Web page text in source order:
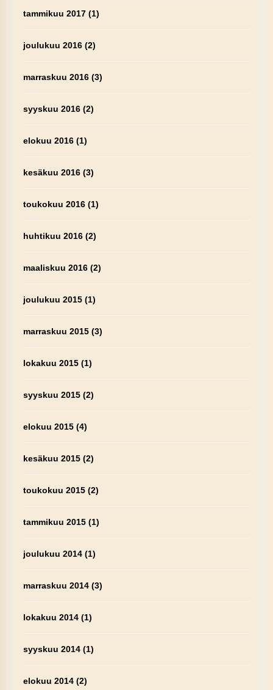
tammikuu 2017(1)
joulukuu 2016(2)
marraskuu 2016(3)
syyskuu 2016(2)
elokuu 2016(1)
kesäkuu 2016(3)
toukokuu 2016(1)
huhtikuu 2016(2)
maaliskuu 2016(2)
joulukuu 2015(1)
marraskuu 2015(3)
lokakuu 2015(1)
syyskuu 2015(2)
elokuu 2015(4)
kesäkuu 2015(2)
toukokuu 2015(2)
tammikuu 2015(1)
joulukuu 2014(1)
marraskuu 2014(3)
lokakuu 2014(1)
syyskuu 2014(1)
elokuu 2014(2)